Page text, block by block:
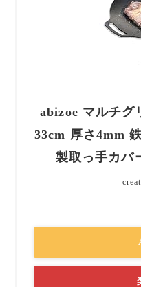
abizoe マルチグ
33cm 厚さ4mm
製取っ手カバ